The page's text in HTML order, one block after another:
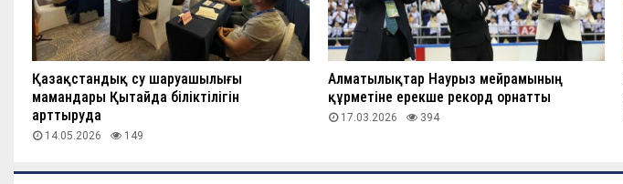
Қазақстандық су шаруашылығы
мамандары Қытайда біліктілігін
арттыруда
14.05.2026 149
Алматылықтар Наурыз мейрамының
құрметіне ерекше рекорд орнатты
17.03.2026 394